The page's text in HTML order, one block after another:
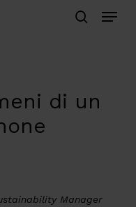
Menu
di un
Manager